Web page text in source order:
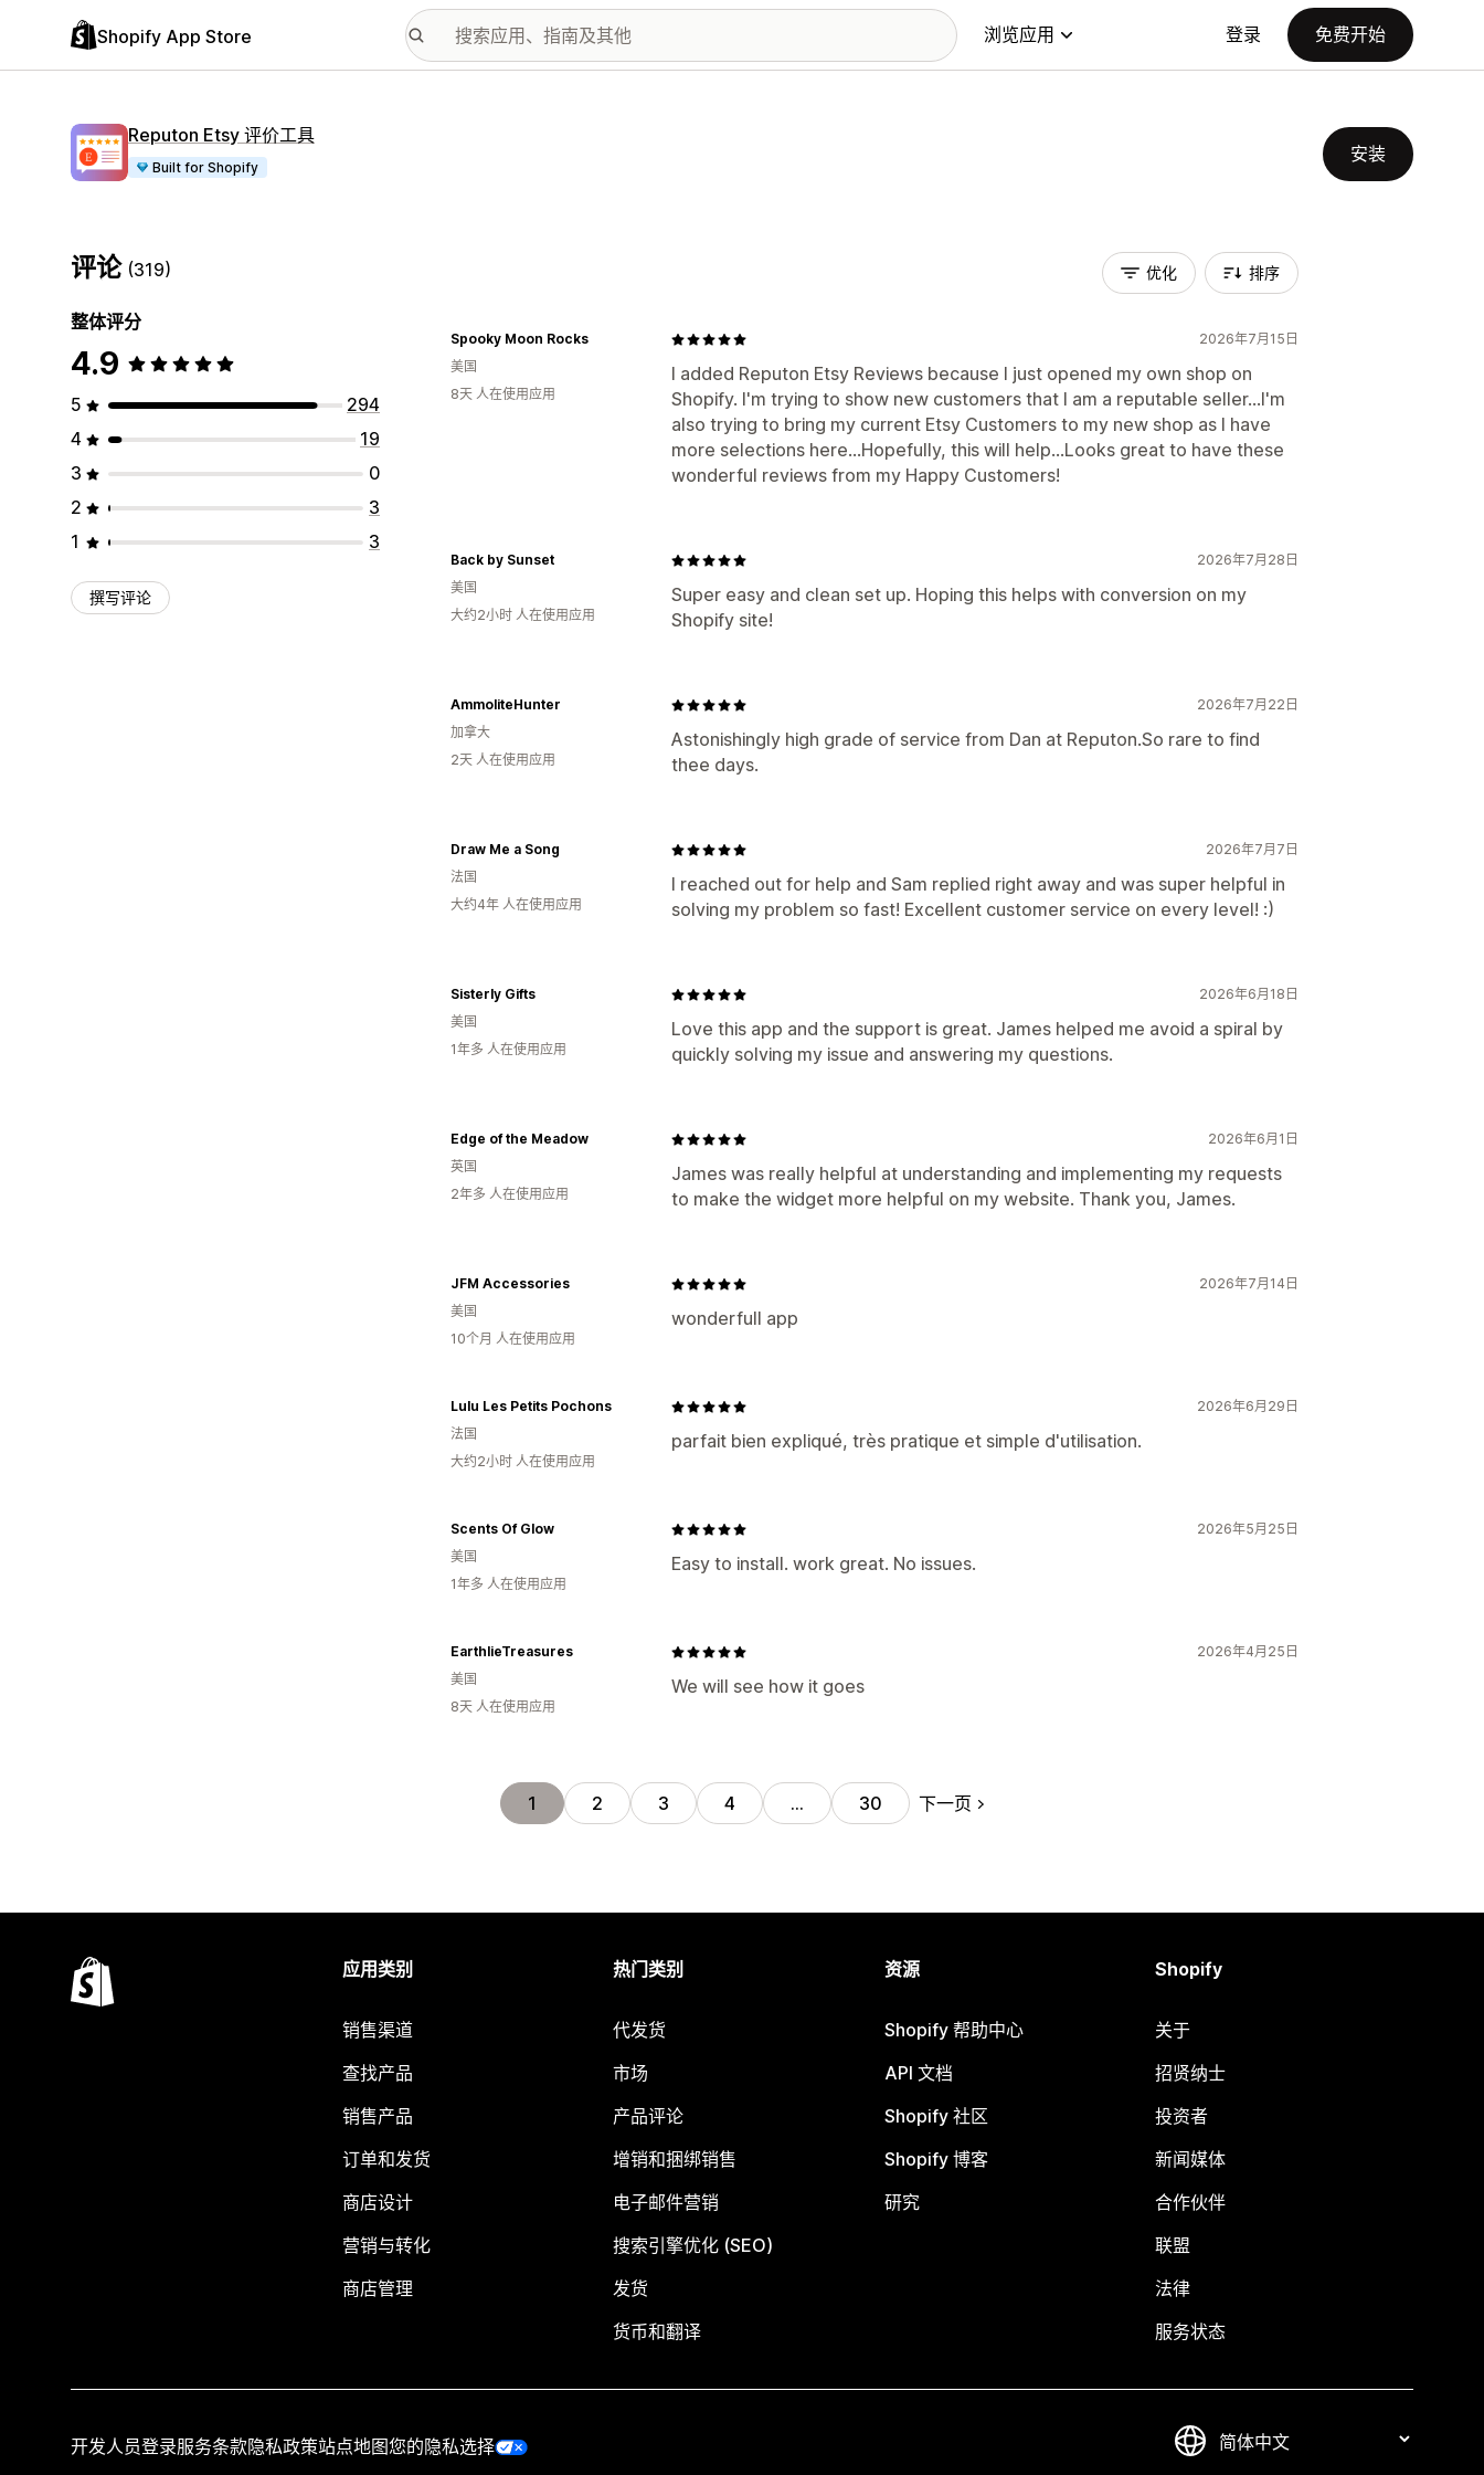
Shopify App Store 浏览应用 登录 免费开始
Reputon Etsy 评价工具
Built for Shopify
安装
评论 (319)
整体评分
4.9
5
294
4
19
3
0
2
3
1
3
撰写评论
优化 排序
2026年7月15日
I added Reputon Etsy Reviews because I just opened my own shop on
Shopify. I'm trying to show new customers that I am a reputable seller...I'm
also trying to bring my current Etsy Customers to my new shop as I have
more selections here...Hopefully, this will help...Looks great to have these
wonderful reviews from my Happy Customers!
Spooky Moon Rocks
美国
8天 人在使用应用
2026年7月28日
Super easy and clean set up. Hoping this helps with conversion on my
Shopify site!
Back by Sunset
美国
大约2小时 人在使用应用
2026年7月22日
Astonishingly high grade of service from Dan at Reputon.So rare to find
thee days.
AmmoliteHunter
加拿大
2天 人在使用应用
2026年7月7日
I reached out for help and Sam replied right away and was super helpful in
solving my problem so fast! Excellent customer service on every level! :)
Draw Me a Song
法国
大约4年 人在使用应用
2026年6月18日
Love this app and the support is great. James helped me avoid a spiral by
quickly solving my issue and answering my questions.
Sisterly Gifts
美国
1年多 人在使用应用
2026年6月1日
James was really helpful at understanding and implementing my requests
to make the widget more helpful on my website. Thank you, James.
Edge of the Meadow
英国
2年多 人在使用应用
2026年7月14日
wonderfull app
JFM Accessories
美国
10个月 人在使用应用
2026年6月29日
parfait bien expliqué, très pratique et simple d'utilisation.
Lulu Les Petits Pochons
法国
大约2小时 人在使用应用
2026年5月25日
Easy to install. work great. No issues.
Scents Of Glow
美国
1年多 人在使用应用
2026年4月25日
We will see how it goes
EarthlieTreasures
美国
8天 人在使用应用
1 2 3 4 … 30 下一页
应用类别
销售渠道
查找产品
销售产品
订单和发货
商店设计
营销与转化
商店管理
热门类别
代发货
市场
产品评论
增销和捆绑销售
电子邮件营销
搜索引擎优化 (SEO)
发货
货币和翻译
资源
Shopify 帮助中心
API 文档
Shopify 社区
Shopify 博客
研究
Shopify
关于
招贤纳士
投资者
新闻媒体
合作伙伴
联盟
法律
服务状态
开发人员登录服务条款隐私政策站点地图您的隐私选择